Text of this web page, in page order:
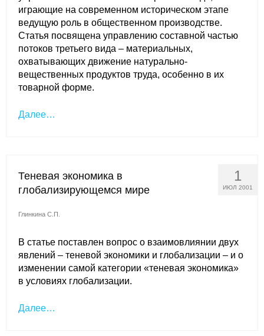
играющие на современном историческом этапе
ведущую роль в общественном производстве.
Статья посвящена управлению составной частью
потоков третьего вида – материальных,
охватывающих движение натурально-
вещественных продуктов труда, особенно в их
товарной форме.
Далее…
1
ИЮЛ 2001
Теневая экономика в
глобализирующемся мире
Глинкина С.П.
В статье поставлен вопрос о взаимовлиянии двух
явлений – теневой экономики и глобализации – и о
изменении самой категории «теневая экономика»
в условиях глобализации.
Далее…